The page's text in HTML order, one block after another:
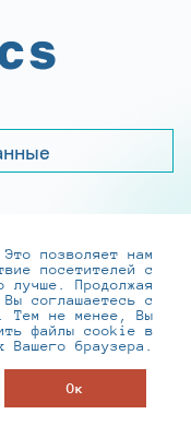
250-0-260
2Б строение 1
позволяет нам
посетителей с
лучше. Продолжая
соглашаетесь с
Тем не менее, Вы
файлы cookie в
Вашего браузера.
Ок